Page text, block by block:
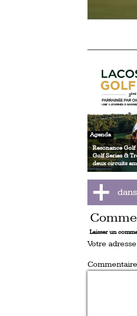
Agenda
Resonance
Golf Series &
deux circuits
Laisser un
Votre
Commentaire